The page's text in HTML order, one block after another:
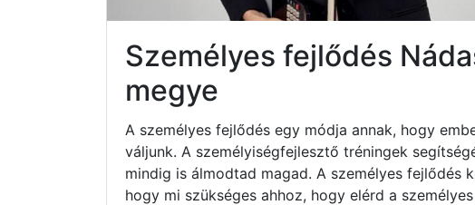
Személyes fejlődés
megye
A személyes fejlődés egy módja annak, hogy
váljunk. A személyiségfejlesztő tréningek
mindig is álmodtad magad. A személyes fejlődés
hogy mi szükséges ahhoz, hogy elérd a